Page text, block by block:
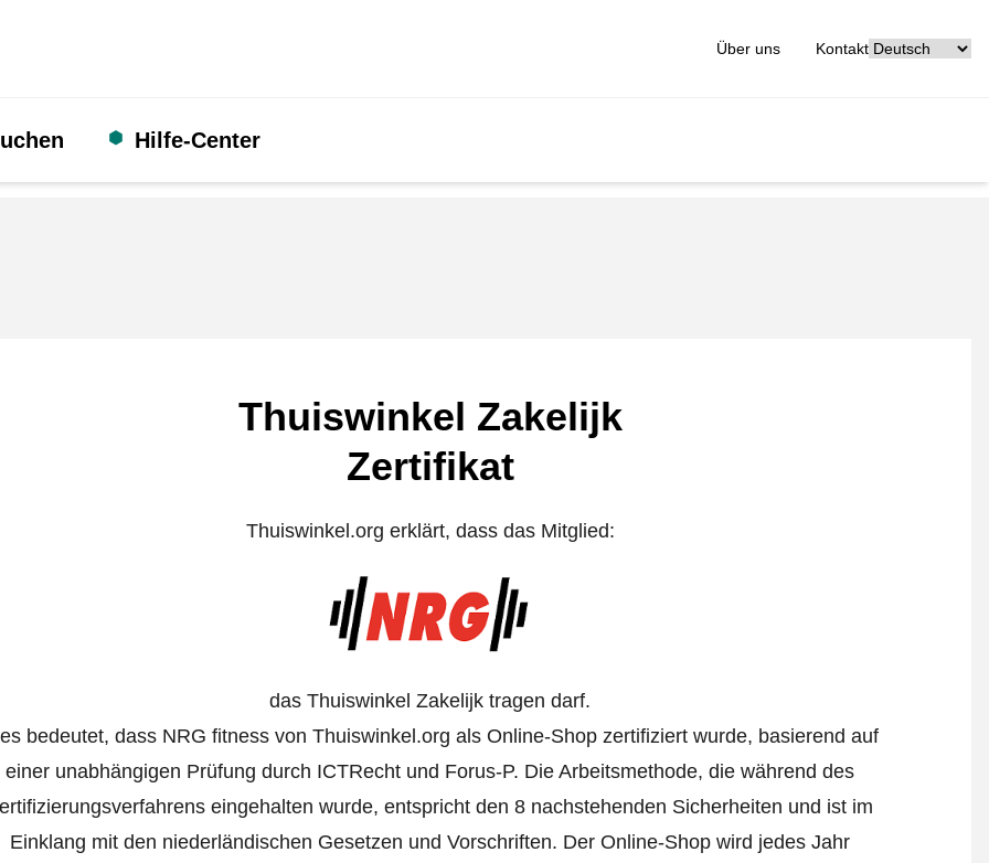
Über uns Kontakt
Hilfe-Center
Thuiswinkel Zakelijk
Zertifikat
Thuiswinkel.org erklärt, dass das Mitglied:
das Thuiswinkel Zakelijk tragen darf.
bedeutet, dass NRG fitness von Thuiswinkel.org als Online-Shop zertifiziert wurde, basierend auf
einer unabhängigen Prüfung durch ICTRecht und Forus-P. Die Arbeitsmethode, die während des
eingehalten wurde, entspricht den 8 nachstehenden Sicherheiten und ist im
Einklang mit den niederländischen Gesetzen und Vorschriften. Der Online-Shop wird jedes Jahr